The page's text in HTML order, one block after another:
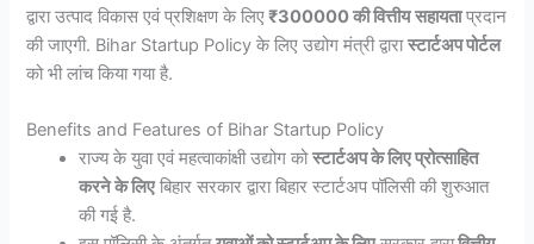
द्वारा उत्पाद विकास एवं प्रशिक्षण के लिए₹300000 की वित्तीय सहायताप्रदान
की जाएगी. Bihar Startup Policy के लिए उद्योग मंत्री द्वारास्टार्टअप पोर्टल
को भी लांच किया गया है.
Benefits and Features of Bihar Startup Policy
राज्य के युवा एवं महत्वाकांक्षी उद्योग कोस्टार्टअप के लिए प्रोत्साहित
करने के लिएबिहार सरकार द्वारा बिहार स्टार्टअप पॉलिसी की शुरुआत
की गई है.